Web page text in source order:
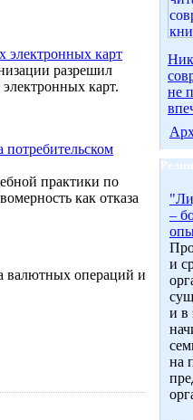
электронных карт
разрешил
карт.
потребительском
практики по
как отказа
валютных операций и
не
–
и
и в
на